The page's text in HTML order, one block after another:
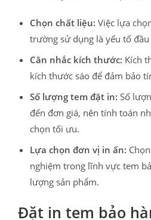
Chọn chất liệu: Việc lựa
trường sử dụng là yếu tố
Cân nhắc kích thước: Kích
kích thước sáo để đảm bảo
Số lượng tem đặt in: Số
đến đơn giá, nên tính toán
chọn tối ưu.
Lựa chọn đơn vị in ấn:
nghiệm trong lĩnh vực tem
lượng sản phẩm.
Đặt in tem bảo